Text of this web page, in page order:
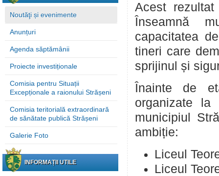
Noutăţi și evenimente
Anunțuri
Agenda săptămânii
Proiecte investiționale
Comisia pentru Situații
Excepționale a raionului Strășeni
Comisia teritorială extraordinară
de sănătate publică Strășeni
Galerie Foto
INFORMAȚII UTILE
Acest
Înseamnă
capacitatea
tineri care
sprijinul și
Înainte de
organizate la
municipiul
ambiție:
Liceul
Liceul